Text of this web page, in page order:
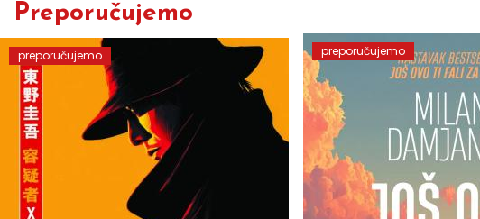
Preporučujemo
preporučujemo preporučujemo